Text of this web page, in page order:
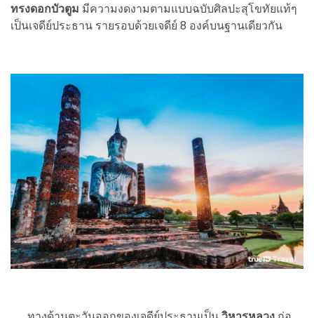
ทรงดอกบัวตูม มีความงดงามตามแบบฉบับศิลปะสุโขทัยแท้ๆ
เป็นเจดีย์ประธาน รายรอบด้วยเจดีย์ 8 องค์บนฐานเดียวกัน